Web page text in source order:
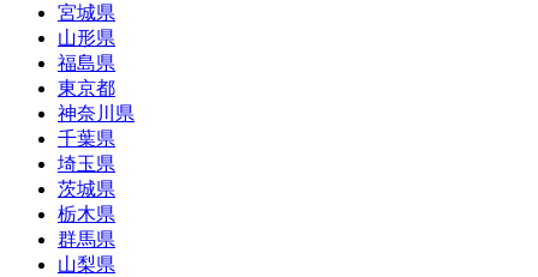
宮城県
山形県
福島県
東京都
神奈川県
千葉県
埼玉県
茨城県
栃木県
群馬県
山梨県